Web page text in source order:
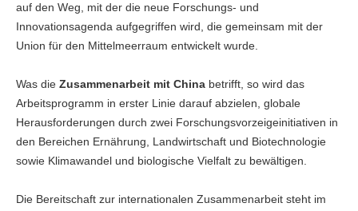
auf den Weg, mit der die neue Forschungs- und
Innovationsagenda aufgegriffen wird, die gemeinsam mit der
Union für den Mittelmeerraum entwickelt wurde.
Was die Zusammenarbeit mit China betrifft, so wird das
Arbeitsprogramm in erster Linie darauf abzielen, globale
Herausforderungen durch zwei Forschungsvorzeigeinitiativen in
den Bereichen Ernährung, Landwirtschaft und Biotechnologie
sowie Klimawandel und biologische Vielfalt zu bewältigen.
Die Bereitschaft zur internationalen Zusammenarbeit steht im